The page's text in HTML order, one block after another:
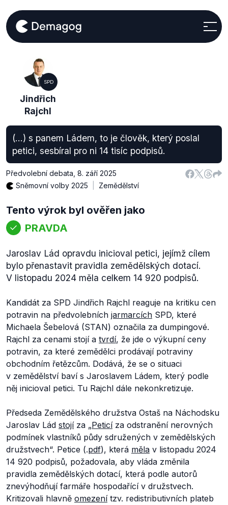
SPD
Jindřich
Rajchl
(...) s panem Ládem, to je člověk, který poslal
petici, sesbíral pro ni 14 tisíc podpisů.
Předvolební debata 8. září 2025
Sněmovní volby 2025
Zemědělství
Tento výrok byl ověřen jako
PRAVDA
Jaroslav Lád opravdu inicioval petici, jejímž cílem
bylo přenastavit pravidla zemědělských dotací.
V listopadu 2024 měla celkem 14 920 podpisů.
Kandidát za SPD Jindřich Rajchl reaguje na kritiku cen
potravin na předvolebních jarmarcích SPD, které
Michaela Šebelová (STAN) označila za dumpingové.
Rajchl za cenami stojí a tvrdí, že jde o výkupní ceny
potravin, za které zemědělci prodávají potraviny
obchodním řetězcům. Dodává, že se o situaci
v zemědělství baví s Jaroslavem Ládem, který podle
něj inicioval petici. Tu Rajchl dále nekonkretizuje.
Předseda Zemědělského družstva Ostaš na Náchodsku
Jaroslav Lád stojíza „Peticíza odstranění nerovných
podmínek vlastníků půdy sdružených v zemědělských
družstvech“. Petice (.pdf), která měla v listopadu 2024
14 920 podpisů, požadovala, aby vláda změnila
pravidla zemědělských dotací, která podle autorů
znevýhodňují farmáře hospodařící v družstvech.
Kritizovali hlavně omezenítzv. redistributivních plateb